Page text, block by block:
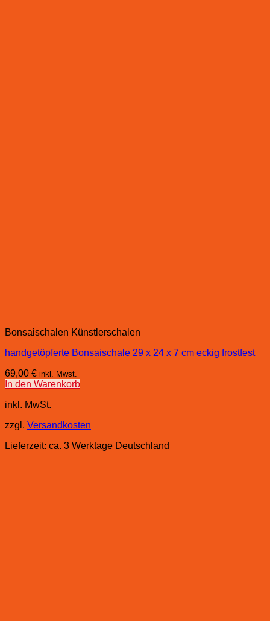
Bonsaischalen Künstlerschalen
handgetöpferte Bonsaischale 29 x 24 x 7 cm eckig frostfest
69,00 € inkl. Mwst.
In den Warenkorb
inkl. MwSt.
zzgl. Versandkosten
Lieferzeit: ca. 3 Werktage Deutschland